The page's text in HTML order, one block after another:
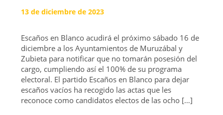
13 de diciembre de 2023
Escaños en Blanco acudirá el próximo sábado 16 de
diciembre a los Ayuntamientos de Muruzábal y
Zubieta para notificar que no tomarán posesión del
cargo, cumpliendo así el 100% de su programa
electoral. El partido Escaños en Blanco para dejar
escaños vacíos ha recogido las actas que les
reconoce como candidatos electos de las ocho […]